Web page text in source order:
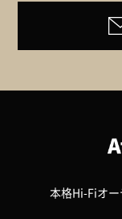
本格Hi-Fiオ